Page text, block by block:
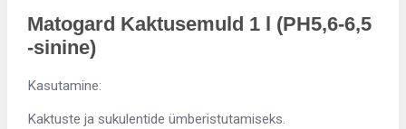
Matogard Kaktusemuld 1 l (PH5,6-6,5
-sinine)
Kasutamine:
Kaktuste ja sukulentide ümberistutamiseks.